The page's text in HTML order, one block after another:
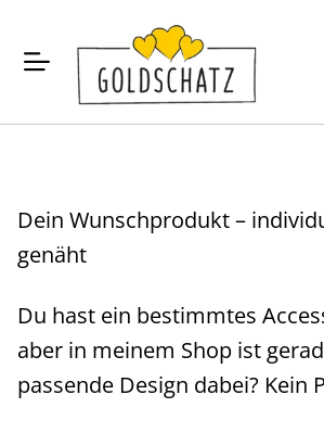
Dein Wunschprodukt –
genäht
Du hast ein bestimmtes
aber in meinem Shop ist
passende Design dabei? Kein